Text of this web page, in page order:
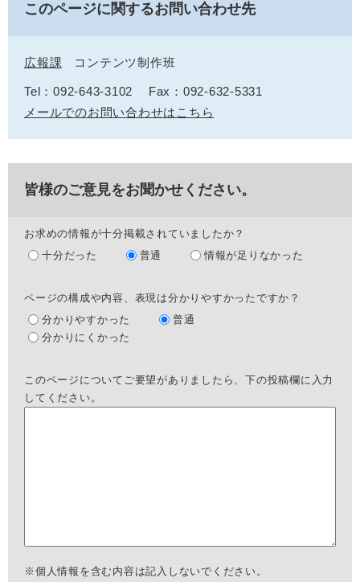
このページに関するお問い合わせ先
広報課 コンテンツ制作班
Tel：092-643-3102
Fax：092-632-5331
メールでのお問い合わせはこちら
皆様のご意見をお聞かせください。
お求めの情報が十分掲載されていましたか？
十分だった
普通 情報が足りなかった
ページの構成や内容、表現は分かりやすかったですか？
分かりやすかった
普通
分かりにくかった
このページについてご要望がありましたら、下の投稿欄に入力
してください。
※個人情報を含む内容は記入しないでください。